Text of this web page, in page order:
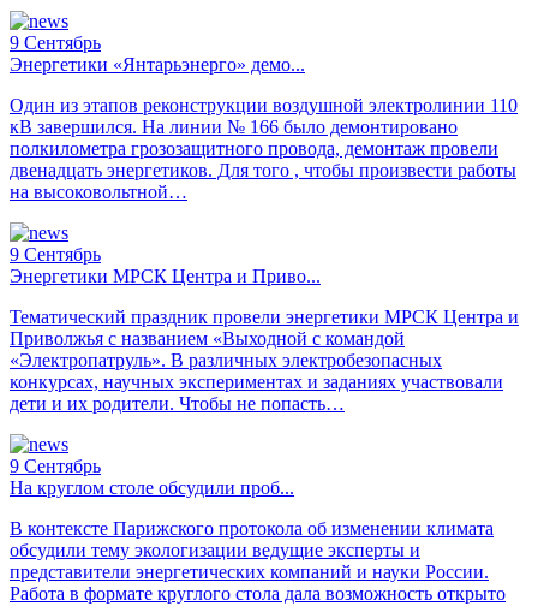
9 Сентябрь
Энергетики «Янтарьэнерго» демо...
Один из этапов реконструкции воздушной электролинии 110
кВ завершился. На линии № 166 было демонтировано
полкилометра грозозащитного провода, демонтаж провели
двенадцать энергетиков. Для того , чтобы произвести работы
на высоковольтной…
9 Сентябрь
Энергетики МРСК Центра и Приво...
Тематический праздник провели энергетики МРСК Центра и
Приволжья с названием «Выходной с командой
«Электропатруль». В различных электробезопасных
конкурсах, научных экспериментах и заданиях участвовали
дети и их родители. Чтобы не попасть…
9 Сентябрь
На круглом столе обсудили проб...
В контексте Парижского протокола об изменении климата
обсудили тему экологизации ведущие эксперты и
представители энергетических компаний и науки России.
Работа в формате круглого стола дала возможность открыто